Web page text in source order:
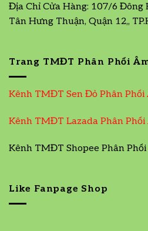
Địa Chỉ Cửa Hàng: 107/6 Đông
Tân Hưng Thuận, Quận 12,,
Trang TMĐT Phân Phối
Kênh TMĐT Sen Đỏ Phân
Kênh TMĐT Lazada Phân
Kênh TMĐT Shopee Phân
Like Fanpage Shop